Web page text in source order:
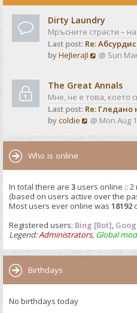
t
p
o
s
e
l
a
t
t
p
o
s
t
Dirty Laundry
Мръсните страсти –
Last post: Re:
byHeJIeraJI
V
w
t
h
e
e
t
p
s
t
@ Sun
The Great Annals
Мне, не е това, което
Last post: Re: Гледано
bycoldie
V
e
e
l
a
t
e
t
@ Mon Aug
Who is online
In total there are 3users online ::
(based on users active over the
Most users ever online was 18192
Registered users: Bing [Bot],
Legend:Administrators, Global
Birthdays
No birthdays today